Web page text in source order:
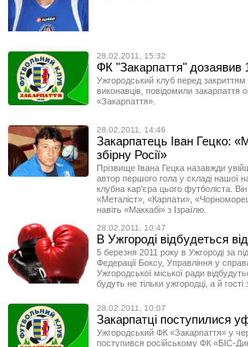
28.02.2011, 15:32
ФК "Закарпаття" дозаявив
Ужгородський клуб перед
виконавців, повідомили закарпаття
«Закарпаття».
28.02.2011, 14:46
Закарпатець Іван Гецко:
збірну Росії»
Прізвище Івана Гецка назавжди
автор першого гола у складі нашої
клубна кар'єра цього футболіста.
«Металіст», «Карпати»,
навіть «Маккабі» з Ізраїлю.
28.02.2011, 10:47
В Ужгороді відбудеться
5 березня 2011 року в Ужгороді за
Федерації Боксу, Управління у
Ужгородської міської ради
будуть не тільки ужгородці, а й гості
28.02.2011, 10:07
Закарпатці поступилися
Ужгородський ФК «Закарпаття» у
поступився російському ФК «БІС-